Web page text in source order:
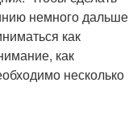
немного дальше
как
как
несколько